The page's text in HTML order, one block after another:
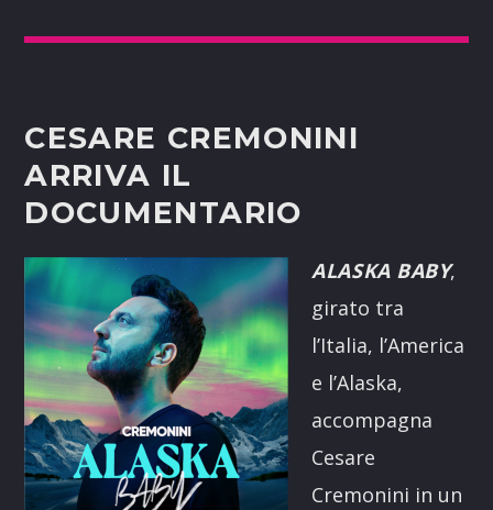
CESARE CREMONINI
ARRIVA IL
DOCUMENTARIO
ALASKA BABY,
girato tra
l’Italia, l’America
e l’Alaska,
accompagna
Cesare
Cremonini in un